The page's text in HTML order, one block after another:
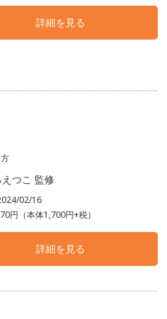
詳細を見る
つこ 監修
02/16
円（本体1,700円+税）
詳細を見る